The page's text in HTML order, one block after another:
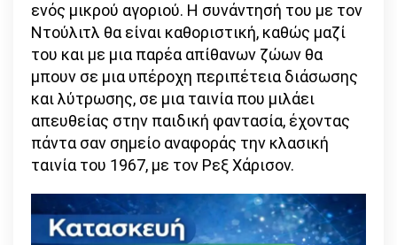
ενός μικρού αγοριού. Η συνάντησή του με τον
Ντούλιτλ θα είναι καθοριστική, καθώς μαζί
του και με μια παρέα απίθανων ζώων θα
μπουν σε μια υπέροχη περιπέτεια διάσωσης
και λύτρωσης, σε μια ταινία που μιλάει
απευθείας στην παιδική φαντασία, έχοντας
πάντα σαν σημείο αναφοράς την κλασική
ταινία του 1967, με τον Ρεξ Χάρισον.